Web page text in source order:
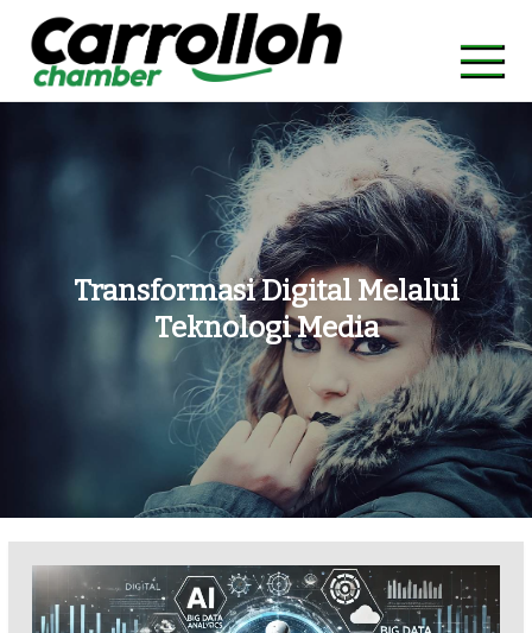
content
carrollohchamber.com
Kolaborasi untuk Komunitas yang Lebih Kuat
Transformasi Digital Melalui
Teknologi Media